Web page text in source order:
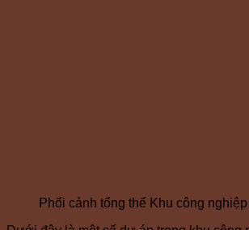
Phối cảnh tổng thể Khu công